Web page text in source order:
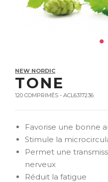
NEW NORDIC
TONE
120 COMPRIMÉS - ACL6317236
Favorise une bonne
Stimule la
Permet une
nerveux
Réduit la fatigue